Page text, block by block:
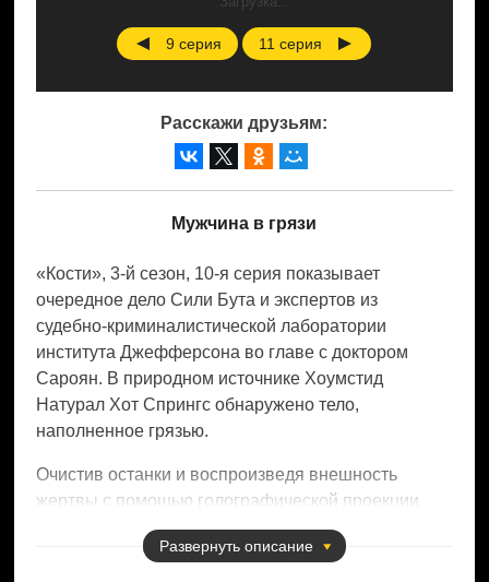
9 серия 11 серия
Расскажи друзьям:
Мужчина в грязи
«Кости», 3-й сезон, 10-я серия показывает
очередное дело Сили Бута и экспертов из
судебно-криминалистической лаборатории
института Джефферсона во главе с доктором
Сароян. В природном источнике Хоумстид
Натурал Хот Спрингс обнаружено тело,
наполненное грязью.
Очистив останки и воспроизведя внешность
жертвы с помощью голографической проекции
Энджелы Монтенегро, ученые установили
личность погибшего. Это Трипп Годдард,
Развернутьописание